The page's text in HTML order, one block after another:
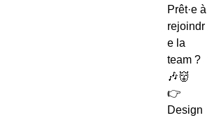
Prêt·e à
rejoindr
e la
team ?
🎶👹
👉
Design